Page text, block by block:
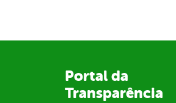
Portal da
Transparência